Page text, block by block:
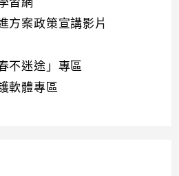
方案政策宣講影片
不迷途」專區
軟體專區